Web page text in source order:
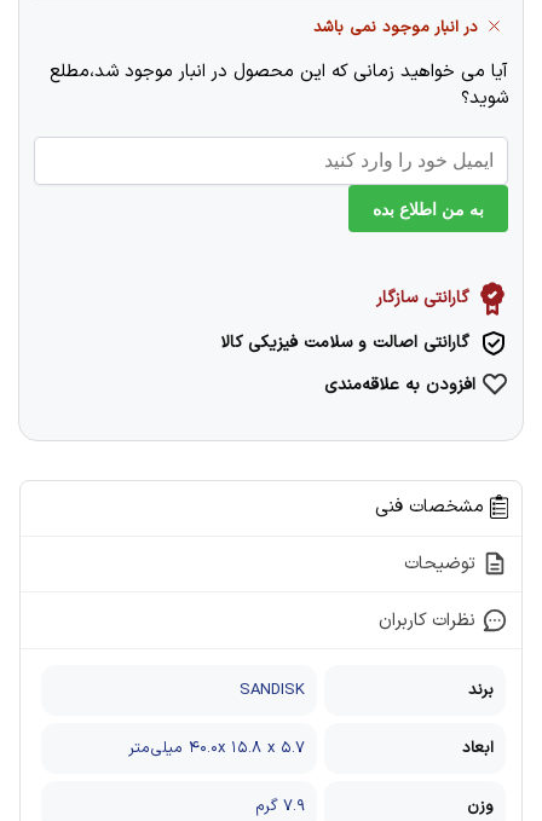
در انبار موجود نمی باشد
آیا می خواهید زمانی که این محصول در انبار موجود شد،مطلع
شوید؟
به من اطلاع بده
گارانتی سازگار
گارانتی اصالت و سلامت فیزیکی کالا
افزودن به علاقه‌مندی
مشخصات فنی
توضیحات
نظرات کاربران
برند SANDISK
ابعاد ۴۰.۰x ۱۵.۸ x ۵.۷ میلی‌متر
وزن ۷.۹ گرم